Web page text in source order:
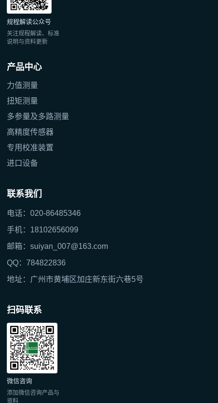
规程解读公众号
关注规程解读、标准
说明与资料更新
产品中心
力值测量
扭矩测量
多参量及多路测量
高精度传感器
专用校准装置
进口设备
联系我们
电话：020-86485346
手机：18102656099
邮箱：suiyan_007@163.com
QQ：784822836
地址：广州市黄埔区加庄新东街六巷5号
扫码联系
微信咨询
添加微信咨询产品与
资料